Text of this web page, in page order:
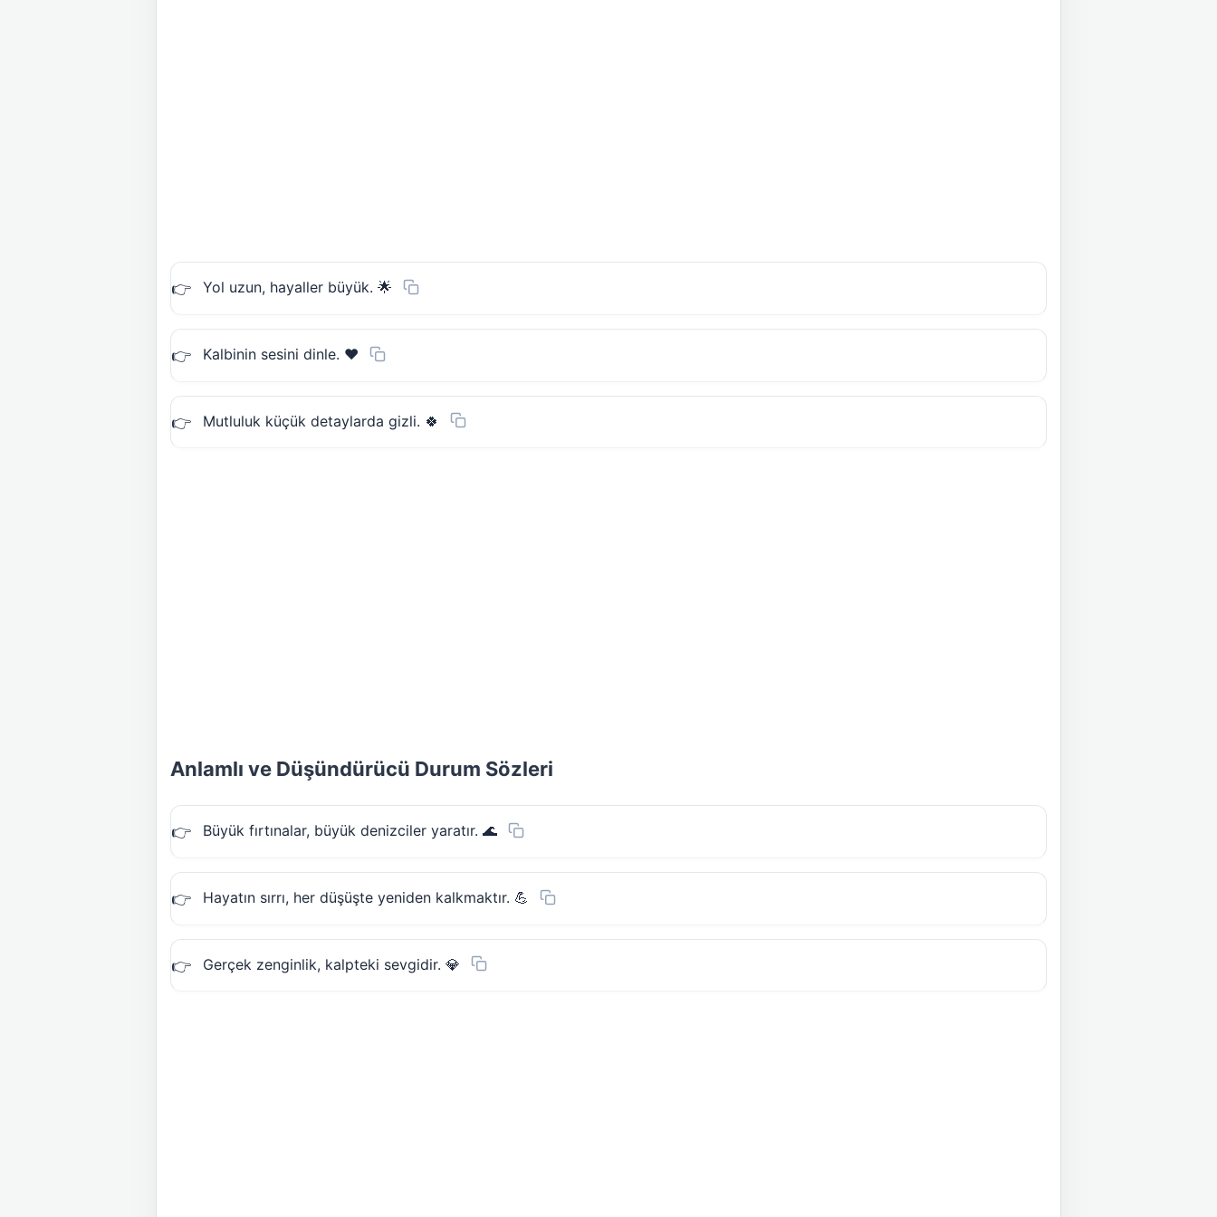
Yol uzun, hayaller büyük. 🌟
Kalbinin sesini dinle. ❤️
Mutluluk küçük detaylarda gizli. 🍀
Anlamlı ve Düşündürücü Durum Sözleri
Büyük fırtınalar, büyük denizciler yaratır. 🌊
Hayatın sırrı, her düşüşte yeniden kalkmaktır. 💪
Gerçek zenginlik, kalpteki sevgidir. 💎